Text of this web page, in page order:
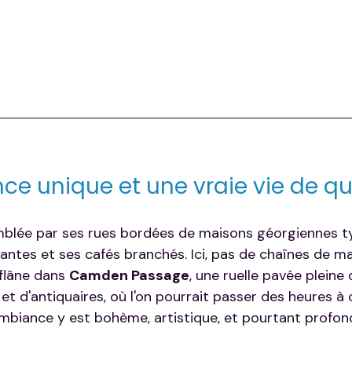
unique et une vraie vie de
par ses rues bordées de maisons géorgiennes
et ses cafés branchés. Ici, pas de chaînes de
dans Camden Passage, une ruelle pavée
d'antiquaires, où l'on pourrait passer des heures à
y est bohème, artistique, et pourtant